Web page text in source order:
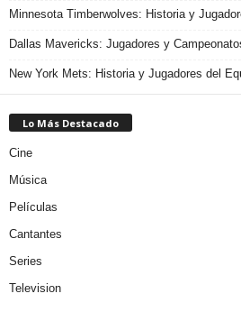
Minnesota Timberwolves: Historia y
Dallas Mavericks: Jugadores y
New York Mets: Historia y Jugadores del
Lo Más Destacado
Cine
Música
Películas
Cantantes
Series
Television